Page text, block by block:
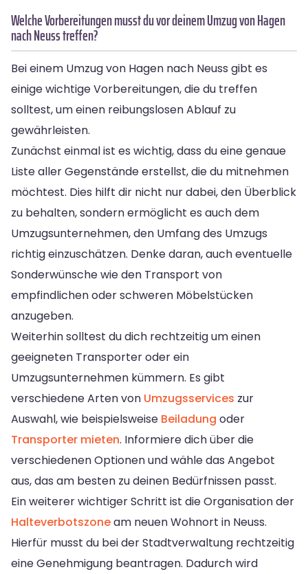
Welche Vorbereitungen musst du vor deinem Umzug von Hagen
nach Neuss treffen?
Bei einem Umzug von Hagen nach Neuss gibt es
einige wichtige Vorbereitungen, die du treffen
solltest, um einen reibungslosen Ablauf zu
gewährleisten.
Zunächst einmal ist es wichtig, dass du eine genaue
Liste aller Gegenstände erstellst, die du mitnehmen
möchtest. Dies hilft dir nicht nur dabei, den Überblick
zu behalten, sondern ermöglicht es auch dem
Umzugsunternehmen, den Umfang des Umzugs
richtig einzuschätzen. Denke daran, auch eventuelle
Sonderwünsche wie den Transport von
empfindlichen oder schweren Möbelstücken
anzugeben.
Weiterhin solltest du dich rechtzeitig um einen
geeigneten Transporter oder ein
Umzugsunternehmen kümmern. Es gibt
verschiedene Arten von Umzugsservices zur
Auswahl, wie beispielsweise Beiladung oder
Transporter mieten. Informiere dich über die
verschiedenen Optionen und wähle das Angebot
aus, das am besten zu deinen Bedürfnissen passt.
Ein weiterer wichtiger Schritt ist die Organisation der
Halteverbotszoneam neuen Wohnort in Neuss.
Hierfür musst du bei der Stadtverwaltung rechtzeitig
eine Genehmigung beantragen. Dadurch wird